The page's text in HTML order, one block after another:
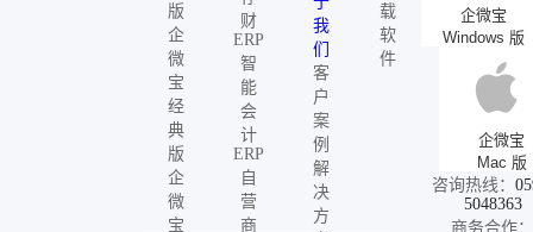
版
企
微
宝
经
典
版
企
微
宝
财
ERP
智
能
会
计
ERP
自
营
商
我
们
客
户
案
例
解
决
方
载
软
件
企微宝
Windows 版
企微宝
Mac 版
咨询热线：
5048363
商务合作：